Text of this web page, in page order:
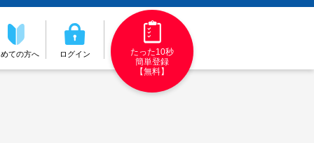
ての方へ ログイン
たった10秒
簡単登録
【無料】